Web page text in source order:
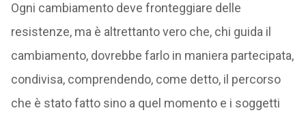
Ogni cambiamento deve fronteggiare delle
resistenze, ma è altrettanto vero che, chi guida il
cambiamento, dovrebbe farlo in maniera partecipata,
condivisa, comprendendo, come detto, il percorso
che è stato fatto sino a quel momento e i soggetti